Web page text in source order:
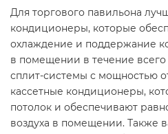
Для торгового павильона
кондиционеры, которые
охлаждение и поддержание
в помещении в течение
сплит-системы с мощностью
кассетные кондиционеры,
потолок и обеспечивают
воздуха в помещении. Также